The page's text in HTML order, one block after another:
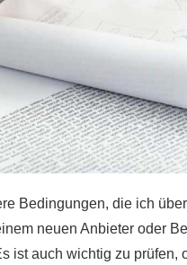
Bedingungen, die ich
neuen Anbieter oder
ist auch wichtig zu